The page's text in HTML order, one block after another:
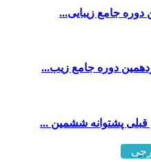
جامع زیبایی...
دوره جامع زیب...
قبلی پشتوانه ششمین ...